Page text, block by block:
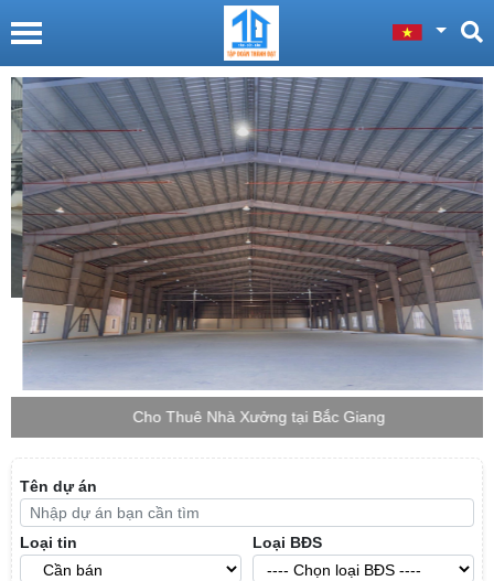
Cho Thuê Nhà Xưởng tại Bắc Giang
Tên dự án
Loại tin Loại BĐS